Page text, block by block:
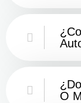
O